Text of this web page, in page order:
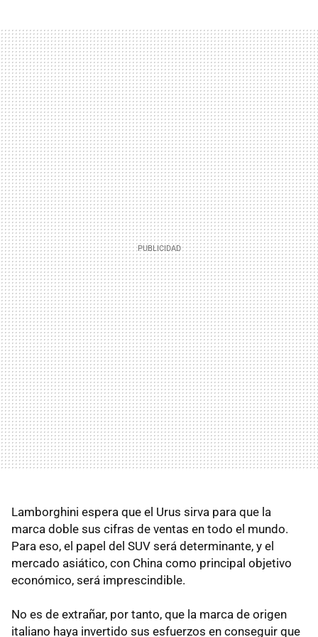
Lamborghini espera que el Urus sirva para que la
marca doble sus cifras de ventas en todo el mundo.
Para eso, el papel del SUV será determinante, y el
mercado asiático, con China como principal objetivo
económico, será imprescindible.
No es de extrañar, por tanto, que la marca de origen
italiano haya invertido sus esfuerzos en conseguir que